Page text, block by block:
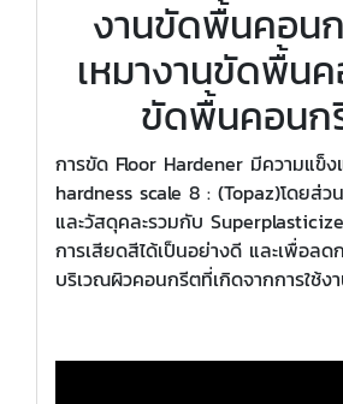
งานขัดพื้นคอน
เหมางานขัดพื้น
ขัดพื้นคอนก
การขัด Floor Hardener มีความแข็
hardness scale 8 : (Topaz)โดยส่
และวัสดุคละรวมกับ
การเสียดสีได้เป็นอย่างดี และเพื่อล
บริเวณผิวคอนกรีตที่เกิดจากการใช้ง